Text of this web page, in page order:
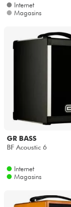
Internet
Magasins
GR BASS
BF Acoustic 6
Internet
Magasins